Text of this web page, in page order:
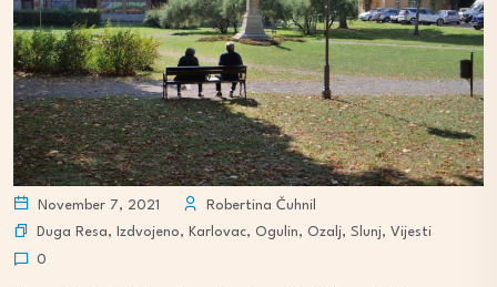
November 7, 2021
Robertina Čuhnil
Duga Resa, Izdvojeno, Karlovac, Ogulin, Ozalj, Slunj, Vijesti
0